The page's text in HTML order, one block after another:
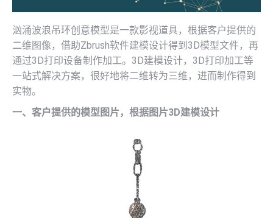
汹涌波浪吊环创意模型是一款影视道具，根据客户提供的
二维图像，借助Zbrush软件建模设计得到3D模型文件，再
通过3D打印设备制作加工。3D建模设计，3D打印加工等
一站式解决方案，很好地将二维转为三维，进而制作得到
实物。
一、客户提供的模型图片，根据图片3D建模设计